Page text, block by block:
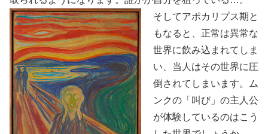
そしてアポカリプス期と
もなると、正常は異常な
世界に飲み込まれてしま
い、当人はその世界に圧
倒されてしまいます。ム
ンクの「叫び」の主人公
が体験しているのはこう